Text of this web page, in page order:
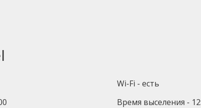
Wi-Fi - есть
Время выселения -